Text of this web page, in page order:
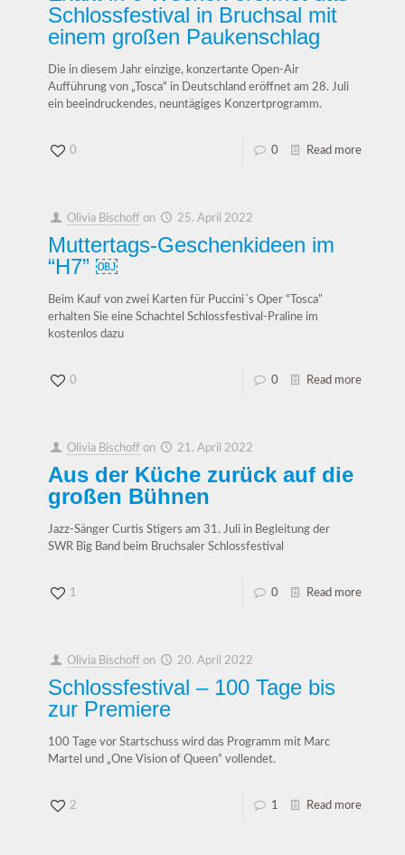
Schlossfestival in Bruchsal mit
einem großen Paukenschlag
Die in diesem Jahr einzige, konzertante Open-Air
Aufführung von „Tosca“ in Deutschland eröffnet am 28. Juli
ein beeindruckendes, neuntägiges Konzertprogramm.
0 0 Read more
Olivia Bischoff on 25. April 2022
Muttertags-Geschenkideen im
“H7” ￼
Beim Kauf von zwei Karten für Puccini´s Oper “Tosca”
erhalten Sie eine Schachtel Schlossfestival-Praline im
kostenlos dazu
0 0 Read more
Olivia Bischoff on 21. April 2022
Aus der Küche zurück auf die
großen Bühnen
Jazz-Sänger Curtis Stigers am 31. Juli in Begleitung der
SWR Big Band beim Bruchsaler Schlossfestival
1 0 Read more
Olivia Bischoff on 20. April 2022
Schlossfestival – 100 Tage bis
zur Premiere
100 Tage vor Startschuss wird das Programm mit Marc
Martel und „One Vision of Queen“ vollendet.
2 1 Read more